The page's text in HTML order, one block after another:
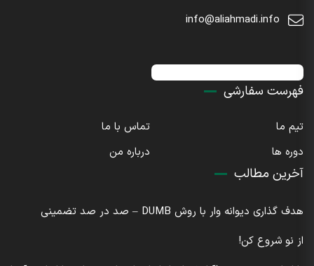
info@aliahmadi.info
فهرست سفارشی
تیم ما
تماس با ما
دوره ها
درباره من
آخرین مطالب
هدف گذاری دیوانه وار با روش DUMB – صد در صد تضمینی
از نو شروع کن!